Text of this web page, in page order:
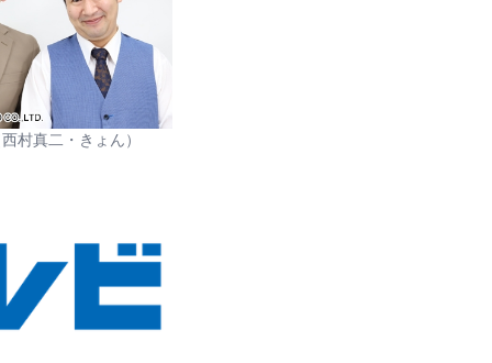
村真二・きょん）